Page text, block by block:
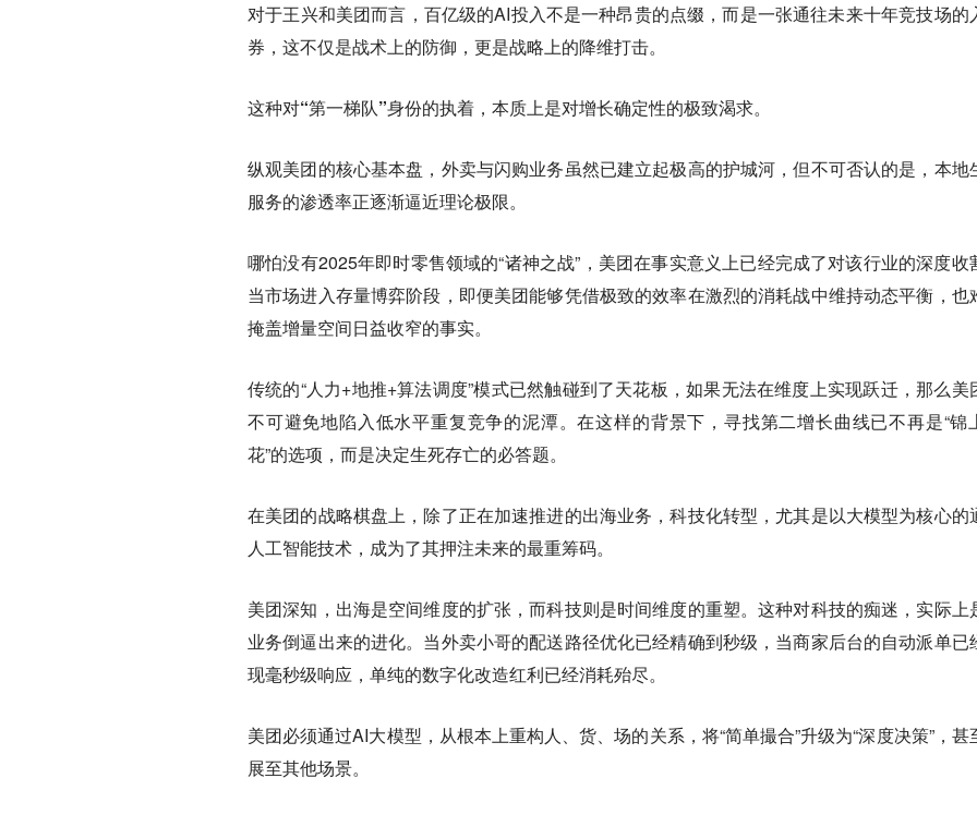
对于王兴和美团而言，百亿级的AI投入不是一种昂贵的点缀，而是一张通往未来十年竞技场的
券，这不仅是战术上的防御，更是战略上的降维打击。
这种对“第一梯队”身份的执着，本质上是对增长确定性的极致渴求。
纵观美团的核心基本盘，外卖与闪购业务虽然已建立起极高的护城河，但不可否认的是，本地
服务的渗透率正逐渐逼近理论极限。
哪怕没有2025年即时零售领域的“诸神之战”，美团在事实意义上已经完成了对该行业的深度收
当市场进入存量博弈阶段，即便美团能够凭借极致的效率在激烈的消耗战中维持动态平衡，也
掩盖增量空间日益收窄的事实。
传统的“人力+地推+算法调度”模式已然触碰到了天花板，如果无法在维度上实现跃迁，那么美
不可避免地陷入低水平重复竞争的泥潭。在这样的背景下，寻找第二增长曲线已不再是“锦
花”的选项，而是决定生死存亡的必答题。
在美团的战略棋盘上，除了正在加速推进的出海业务，科技化转型，尤其是以大模型为核心的
人工智能技术，成为了其押注未来的最重筹码。
美团深知，出海是空间维度的扩张，而科技则是时间维度的重塑。这种对科技的痴迷，实际上
业务倒逼出来的进化。当外卖小哥的配送路径优化已经精确到秒级，当商家后台的自动派单已
现毫秒级响应，单纯的数字化改造红利已经消耗殆尽。
美团必须通过AI大模型，从根本上重构人、货、场的关系，将“简单撮合”升级为“深度决策”，甚
展至其他场景。